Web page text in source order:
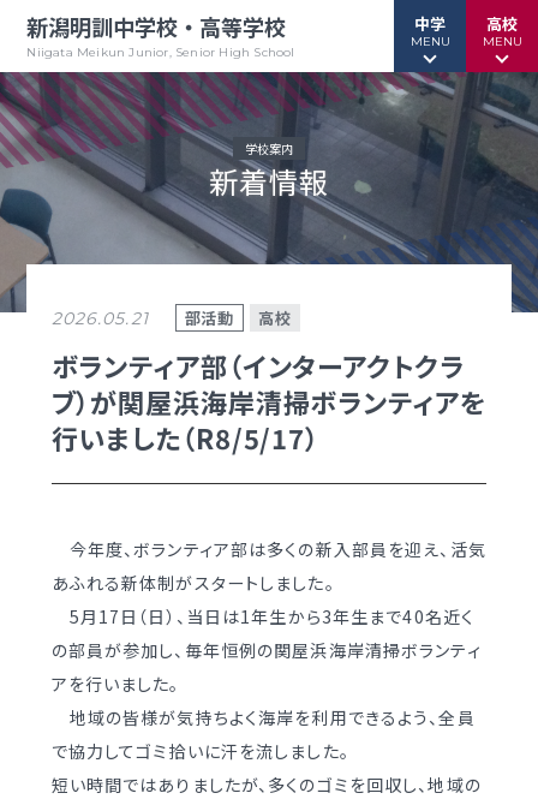
新潟明訓中学校・高等学校
Niigata Meikun Junior, Senior High School
中学
MENU
行事予定 緊急情報
教育方針
中高一貫グランドデザイン
学校案内
（デジタルパンフ）
入試情報
募集要項・
諸経費
高校
MENU
行事予定 緊急情報
教育方針
明訓の学び GSC
入学案内
インターネット出願
募集要項
学校案内
新着情報
2026.05.21 部活動 高校
ボランティア部（インターアクトクラ
ブ）が関屋浜海岸清掃ボランティアを
行いました（R8/5/17）
今年度、ボランティア部は多くの新入部員を迎え、 活気
あふれる新体制がスタートしました。
5月17日（日）、 当日は1年生から3年生まで40名近く
の部員が参加し、 毎年恒例の関屋浜海岸清掃ボランティ
アを行いました。
地域の皆様が気持ちよく海岸を利用できるよう、全員
で協力してゴミ拾いに汗を流しました。
短い時間ではありましたが、多くのゴミを回収し、地域の